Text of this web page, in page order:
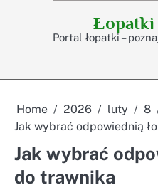
Łopatki
Portal łopatki –
Home 2026 luty
8
Jak wybrać odpowiednią
Jak wybrać
do trawnika